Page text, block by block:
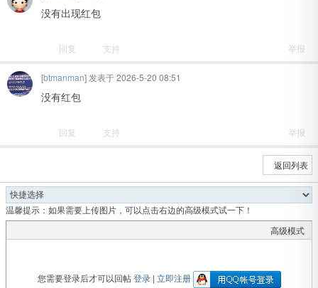
没有出现红包
回复 支持 举报
[btmanman] 发表于 2026-5-20 08:51
没有红包
回复 支持 举报
返回列表
温馨提示：如果需要上传图片，可以点击右边的高级模式试一下！
高级模式
您需要登录后才可以回帖登录| 立即注册